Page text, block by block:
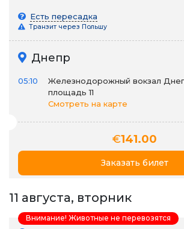
Есть пересадка
Транзит через Польшу
Днепр
05:10
Железнодорожный вокзал
площадь 11
Смотреть на карте
€141.00
Заказать билет
11 августа, вторник
Внимание! Животные не перевозятся